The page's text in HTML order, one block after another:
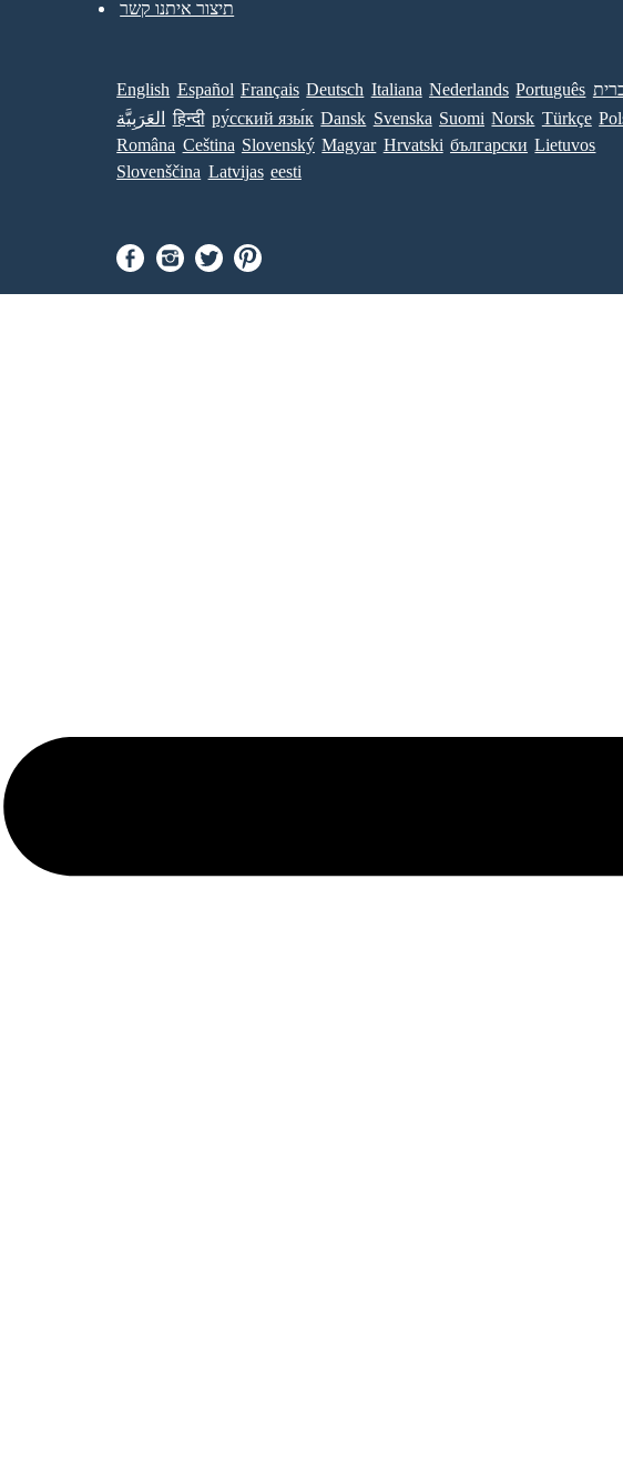
תיצור איתנו קשר
English Español Français Deutsch Italiana Nederlands Português
العَرَبِيَّة
हिन्दी ру́сский язы́к Dansk Svenska Suomi Norsk Türkçe
Româna Ceština Slovenský Magyar Hrvatski български Lietuvos
Slovenščina Latvijas eesti